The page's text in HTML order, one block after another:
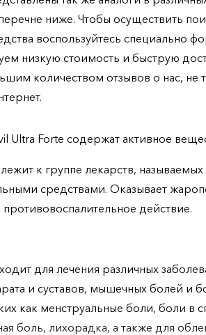
ниже. Чтобы осуществить
воспользуйтесь специально
низкую стоимость и быструю
количеством отзывов о нас, не
Ultra Forte содержат активное
к группе лекарств,
средствами. Оказывает
действие.
для лечения различных
и суставов, мышечных болей и
как менструальные боли, боли в
боль, лихорадка, а также для